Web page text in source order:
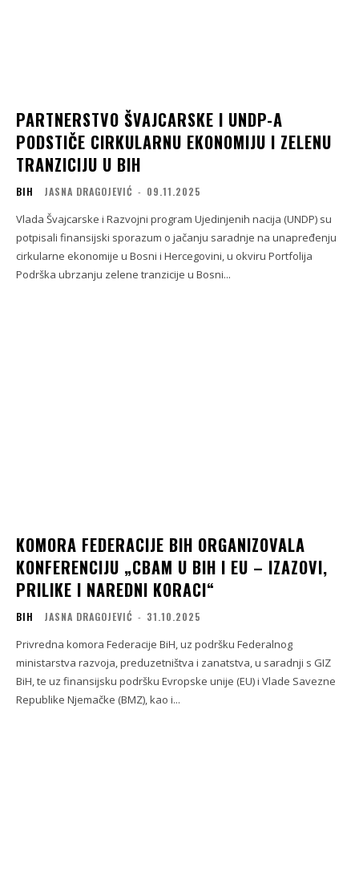
PARTNERSTVO ŠVAJCARSKE I UNDP-A
PODSTIČE CIRKULARNU EKONOMIJU I ZELENU
TRANZICIJU U BIH
BIH JASNA DRAGOJEVIĆ - 09.11.2025
Vlada Švajcarske i Razvojni program Ujedinjenih nacija (UNDP) su
potpisali finansijski sporazum o jačanju saradnje na unapređenju
cirkularne ekonomije u Bosni i Hercegovini, u okviru Portfolija
Podrška ubrzanju zelene tranzicije u Bosni...
KOMORA FEDERACIJE BIH ORGANIZOVALA
KONFERENCIJU „CBAM U BIH I EU – IZAZOVI,
PRILIKE I NAREDNI KORACI“
BIH JASNA DRAGOJEVIĆ - 31.10.2025
Privredna komora Federacije BiH, uz podršku Federalnog
ministarstva razvoja, preduzetništva i zanatstva, u saradnji s GIZ
BiH, te uz finansijsku podršku Evropske unije (EU) i Vlade Savezne
Republike Njemačke (BMZ), kao i...